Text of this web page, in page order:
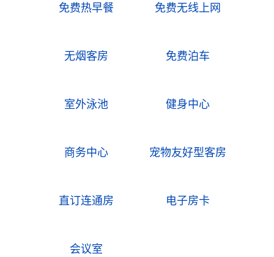
免费热早餐 免费无线上网
无烟客房 免费泊车
室外泳池 健身中心
商务中心 宠物友好型客房
直订连通房 电子房卡
会议室